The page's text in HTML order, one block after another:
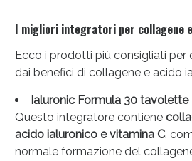
I migliori integratori per collagene
Ecco i prodotti più consigliati per
dai benefici di collagene e acido
Ialuronic Formula 30 tavolette
Questo integratore contiene
acido ialuronico e vitamina C,
normale formazione del